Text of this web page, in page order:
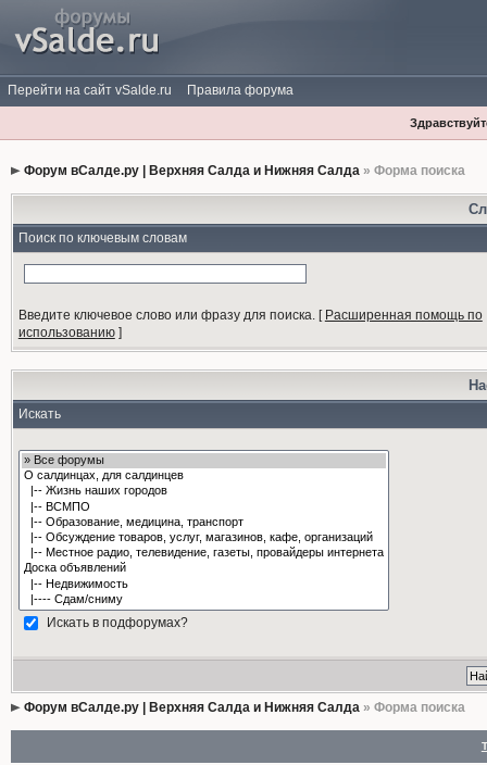
Перейти на сайт vSalde.ru Правила форума
Форум вСалде.ру | Верхняя Салда и Нижняя Салда» Форма поиска
Поиск по ключевым словам
Введите ключевое слово или фразу для поиска.[ Расширенная помощь по
использованию]
Искать
Искать в подфорумах?
Форум вСалде.ру | Верхняя Салда и Нижняя Салда» Форма поиска